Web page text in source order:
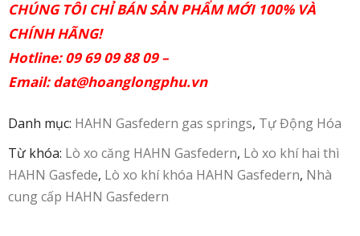
CHÚNG TÔI CHỈ BÁN SẢN PHẨM MỚI 100% VÀ
CHÍNH HÃNG!
Hotline: 09 69 09 88 09 –
Email:dat@hoanglongphu.vn
Danh mục: HAHN Gasfedern gas springs, Tự Động Hóa
Từ khóa: Lò xo căng HAHN Gasfedern, Lò xo khí hai thì
HAHN Gasfede, Lò xo khí khóa HAHN Gasfedern, Nhà
cung cấp HAHN Gasfedern